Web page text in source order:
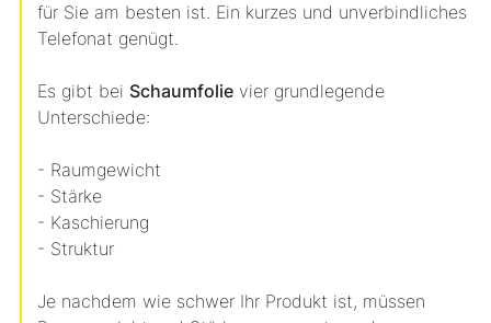
für Sie am besten ist. Ein kurzes und unverbindliches
Telefonat genügt.
Es gibt bei Schaumfolie vier grundlegende
Unterschiede:
- Raumgewicht
- Stärke
- Kaschierung
- Struktur
Je nachdem wie schwer Ihr Produkt ist, müssen